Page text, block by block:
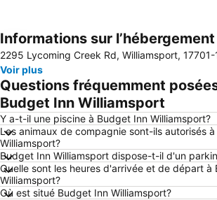
Agrandir la carte
Informations sur l’hébergement
2295 Lycoming Creek Rd, Williamsport,
Voir plus
Questions fréquemment
Budget Inn Williamsport
Y a-t-il une piscine à Budget Inn Williamsport?
Les animaux de compagnie sont-ils autorisés
Williamsport?
Budget Inn Williamsport dispose-t-il d'un
Quelle sont les heures d'arrivée et de départ à
Williamsport?
Où est situé Budget Inn Williamsport?